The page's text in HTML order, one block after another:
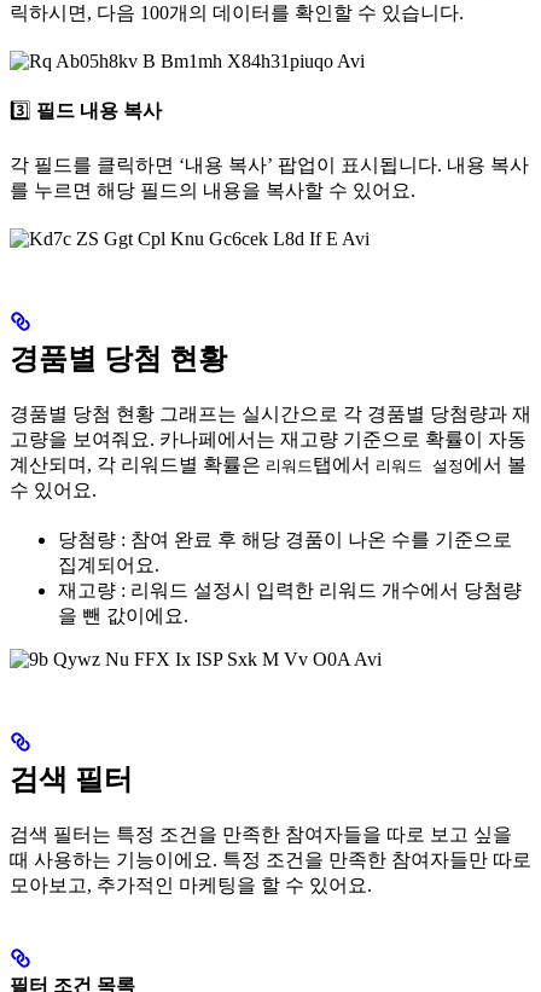
릭하시면, 다음 100개의 데이터를 확인할 수 있습니다.
3️⃣ 필드 내용 복사
각 필드를 클릭하면 ‘내용 복사’ 팝업이 표시됩니다. 내용 복사
를 누르면 해당 필드의 내용을 복사할 수 있어요.
경품별 당첨 현황
경품별 당첨 현황 그래프는 실시간으로 각 경품별 당첨량과 재
고량을 보여줘요. 카나페에서는 재고량 기준으로 확률이 자동
계산되며, 각 리워드별 확률은 리워드탭에서 리워드 설정 에서 볼
수 있어요.
당첨량 : 참여 완료 후 해당 경품이 나온 수를 기준으로
집계되어요.
재고량 : 리워드 설정시 입력한 리워드 개수에서 당첨량
을 뺀 값이에요.
검색 필터
검색 필터는 특정 조건을 만족한 참여자들을 따로 보고 싶을
때 사용하는 기능이에요. 특정 조건을 만족한 참여자들만 따로
모아보고, 추가적인 마케팅을 할 수 있어요.
필터 조건 목록